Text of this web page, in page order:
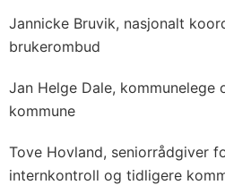
Jannicke Bruvik, nasjonalt
brukerombud
Jan Helge Dale, kommunelege
kommune
Tove Hovland, seniorrådgiver
internkontroll og tidligere